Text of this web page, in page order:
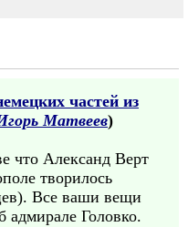
частей из
Матвеев)
что Александ Верт
творилось
Все ваши вещи
адмирале Головко.